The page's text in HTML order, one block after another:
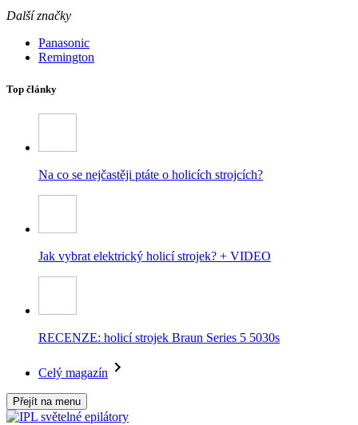
Další značky
Panasonic
Remington
Top články
Na co se nejčastěji ptáte o holicích strojcích?
Jak vybrat elektrický holicí strojek? + VIDEO
RECENZE: holicí strojek Braun Series 5 5030s
Celý magazín
Přejít na menu